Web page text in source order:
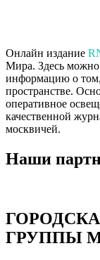
Онлайн издание
Мира. Здесь
информацию о
пространстве.
оперативное
качественной
москвичей.
Наши
ГРУППЫ